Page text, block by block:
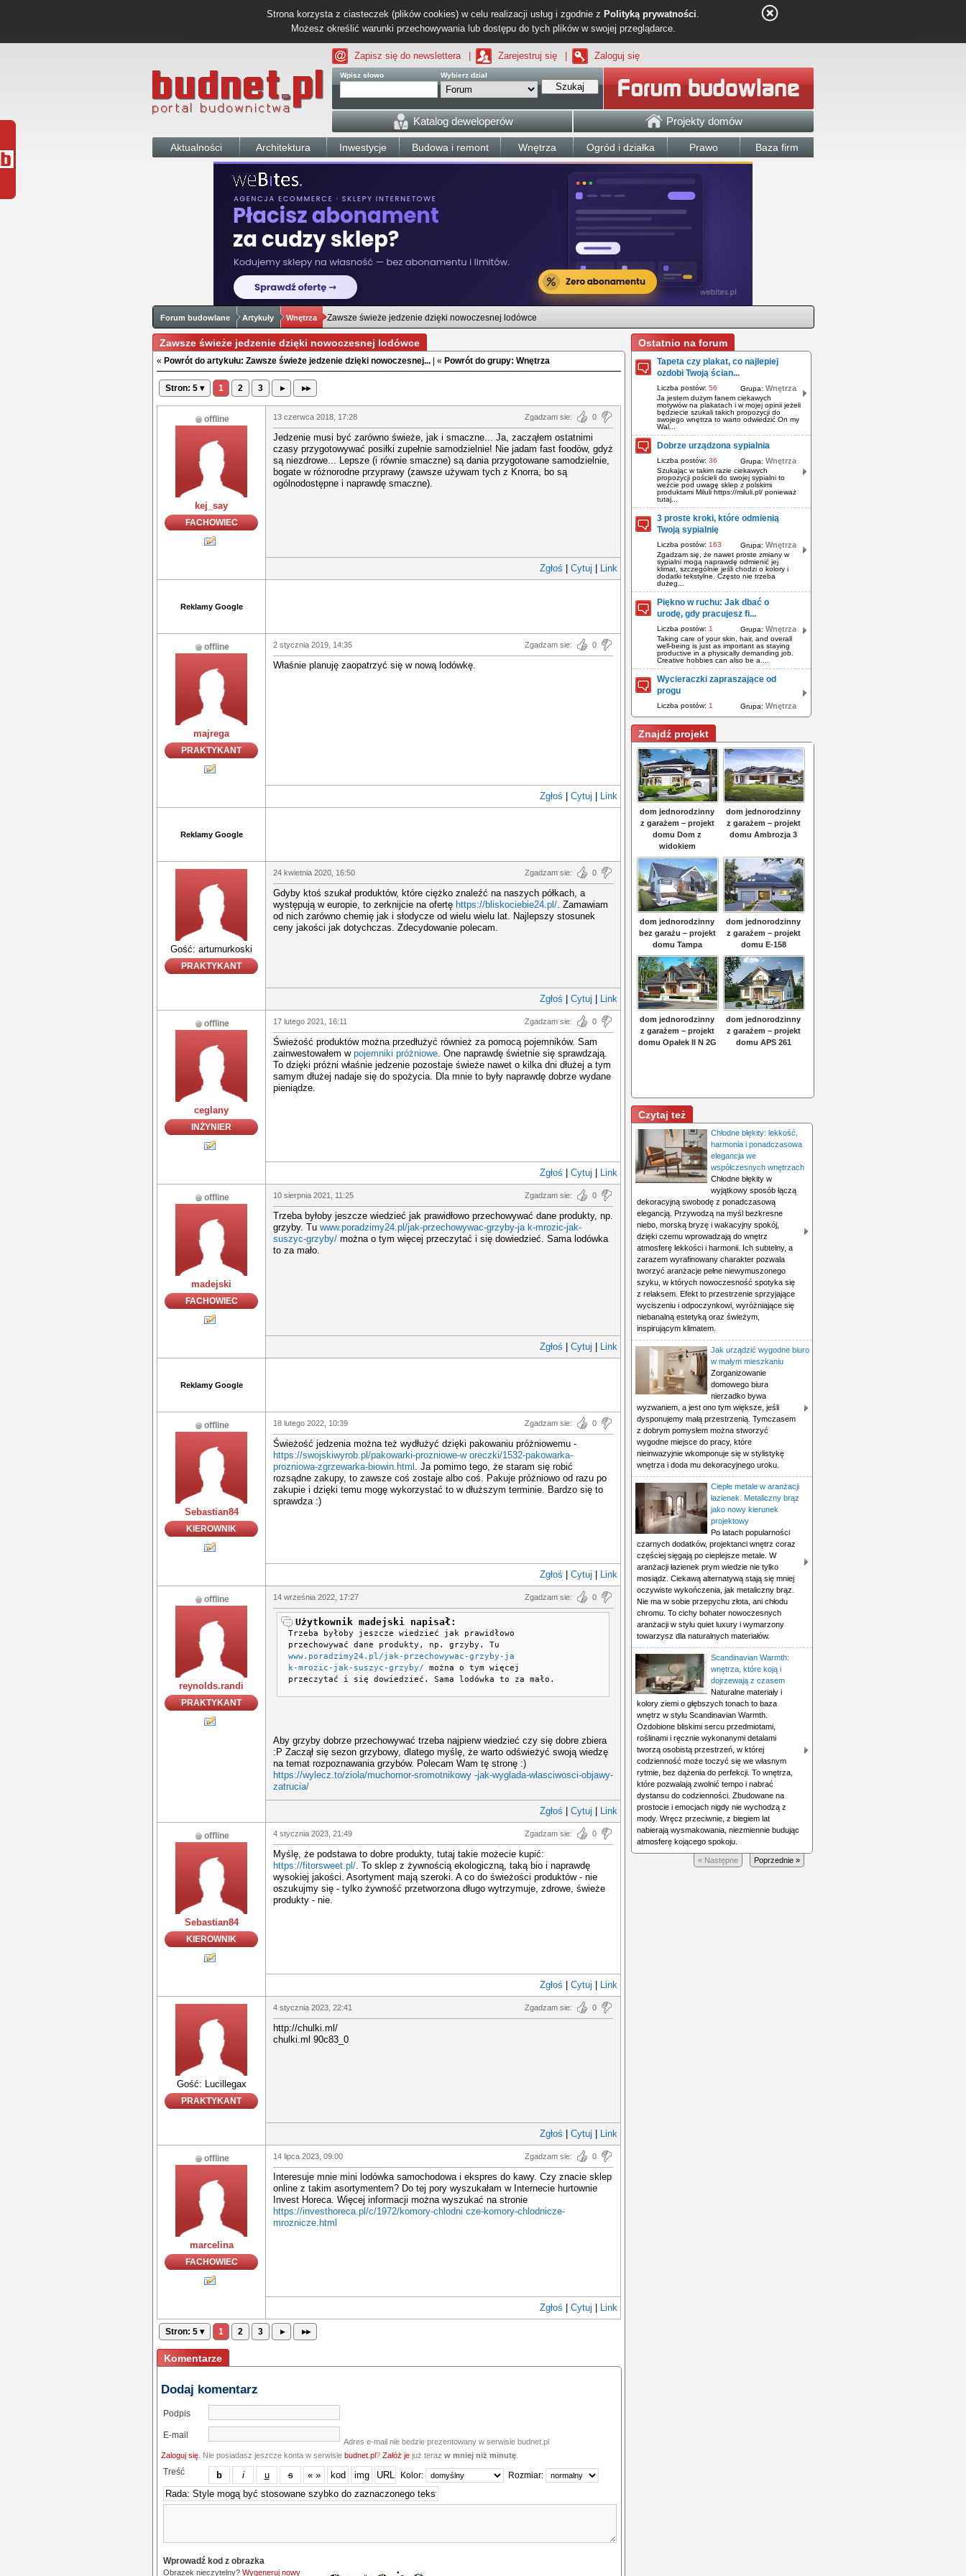
Strona korzysta z ciasteczek (plików cookies) w celu realizacji usług i zgodnie z Polityką prywatności.
Możesz określić warunki przechowywania lub dostępu do tych plików w swojej przeglądarce.
Zapisz się do newslettera Zarejestruj się Zaloguj się
Wpisz słowo Wybierz dział
Szukaj
Katalog deweloperów Projekty domów
Aktualności Architektura Inwestycje Budowa i remont Wnętrza Ogród i działka Prawo Baza firm
Forum budowlane Artykuły Wnętrza Zawsze świeże jedzenie dzięki nowoczesnej lodówce
Zawsze świeże jedzenie dzięki nowoczesnej lodówce
« Powrót do artykułu: Zawsze świeże jedzenie dzięki nowoczesnej... | « Powrót do grupy: Wnętrza
Stron: 5 ▾ 1 2 3 ▸ ▸▸
offline
kej_say
FACHOWIEC
13 czerwca 2018, 17:28 Zgadzam sie: 0
Jedzenie musi być zarówno świeże, jak i smaczne... Ja, zacząłem ostatnimi
czasy przygotowywać posiłki zupełnie samodzielnie! Nie jadam fast foodów, gdyż
są niezdrowe... Lepsze (i równie smaczne) są dania przygotowane samodzielnie,
bogate w różnorodne przyprawy (zawsze używam tych z Knorra, bo są
ogólnodostępne i naprawdę smaczne).
Zgłoś Cytuj Link
Reklamy Google
offline
majrega
PRAKTYKANT
2 stycznia 2019, 14:35 Zgadzam sie: 0
Właśnie planuję zaopatrzyć się w nową lodówkę.
Zgłoś Cytuj Link
Reklamy Google
Gość: arturnurkoski
PRAKTYKANT
24 kwietnia 2020, 16:50 Zgadzam sie: 0
Gdyby ktoś szukał produktów, które ciężko znaleźć na naszych półkach, a
występują w europie, to zerknijcie na ofertę https://bliskociebie24.pl/. Zamawiam
od nich zarówno chemię jak i słodycze od wielu wielu lat. Najlepszy stosunek
ceny jakości jak dotychczas. Zdecydowanie polecam.
Zgłoś Cytuj Link
offline
ceglany
INŻYNIER
17 lutego 2021, 16:11 Zgadzam sie: 0
Świeżość produktów można przedłużyć również za pomocą pojemników. Sam
zainwestowałem w pojemniki próżniowe. One naprawdę świetnie się sprawdzają.
To dzięki próżni właśnie jedzenie pozostaje świeże nawet o kilka dni dłużej a tym
samym dłużej nadaje się do spożycia. Dla mnie to były naprawdę dobrze wydane
pieniądze.
Zgłoś Cytuj Link
offline
madejski
FACHOWIEC
10 sierpnia 2021, 11:25 Zgadzam sie: 0
Trzeba byłoby jeszcze wiedzieć jak prawidłowo przechowywać dane produkty, np.
grzyby. Tu www.poradzimy24.pl/jak-przechowywac-grzyby-ja k-mrozic-jak-
suszyc-grzyby/ można o tym więcej przeczytać i się dowiedzieć. Sama lodówka
to za mało.
Zgłoś Cytuj Link
Reklamy Google
offline
Sebastian84
KIEROWNIK
18 lutego 2022, 10:39 Zgadzam sie: 0
Świeżość jedzenia można też wydłużyć dzięki pakowaniu próżniowemu -
https://swojskiwyrob.pl/pakowarki-prozniowe-w oreczki/1532-pakowarka-
prozniowa-zgrzewarka-biowin.html . Ja pomimo tego, że staram się robić
rozsądne zakupy, to zawsze coś zostaje albo coś. Pakuje próżniowo od razu po
zakupie i dzięki temu mogę wykorzystać to w dłuższym terminie. Bardzo się to
sprawdza :)
Zgłoś Cytuj Link
offline
reynolds.randi
PRAKTYKANT
14 września 2022, 17:27 Zgadzam sie: 0
Użytkownik madejski napisał:
Trzeba byłoby jeszcze wiedzieć jak prawidłowo
przechowywać dane produkty, np. grzyby. Tu
www.poradzimy24.pl/jak-przechowywac-grzyby-ja
k-mrozic-jak-suszyc-grzyby/ można o tym więcej
przeczytać i się dowiedzieć. Sama lodówka to za mało.
Aby grzyby dobrze przechowywać trzeba najpierw wiedzieć czy się dobre zbiera
:P Zaczął się sezon grzybowy, dlatego myślę, że warto odświeżyć swoją wiedzę
na temat rozpoznawania grzybów. Polecam Wam tę stronę :)
https://wylecz.to/ziola/muchomor-sromotnikowy -jak-wyglada-wlasciwosci-objawy-
zatrucia/
Zgłoś Cytuj Link
offline
Sebastian84
KIEROWNIK
4 stycznia 2023, 21:49 Zgadzam sie: 0
Myślę, że podstawa to dobre produkty, tutaj takie możecie kupić:
https://fitorsweet.pl/. To sklep z żywnością ekologiczną, taką bio i naprawdę
wysokiej jakości. Asortyment mają szeroki. A co do świeżości produktów - nie
oszukujmy się - tylko żywność przetworzona długo wytrzymuje, zdrowe, świeże
produkty - nie.
Zgłoś Cytuj Link
Gość: Lucillegax
PRAKTYKANT
4 stycznia 2023, 22:41 Zgadzam sie: 0
http://chulki.ml/
chulki.ml 90c83_0
Zgłoś Cytuj Link
offline
marcelina
FACHOWIEC
14 lipca 2023, 09:00 Zgadzam sie: 0
Interesuje mnie mini lodówka samochodowa i ekspres do kawy. Czy znacie sklep
online z takim asortymentem? Do tej pory wyszukałam w Internecie hurtownie
Invest Horeca. Więcej informacji można wyszukać na stronie
https://investhoreca.pl/c/1972/komory-chlodni cze-komory-chlodnicze-
mroznicze.html
Zgłoś Cytuj Link
Stron: 5 ▾ 1 2 3 ▸ ▸▸
Komentarze
Dodaj komentarz
Podpis
E-mail
Adres e-mail nie bedzie prezentowany w serwisie budnet.pl
Zaloguj się . Nie posiadasz jeszcze konta w serwisie budnet.pl? Załóż je już teraz w mniej niż minutę
Treść Kolor: Rozmiar:
Wprowadź kod z obrazka
Obrazek nieczytelny? Wygeneruj nowy
Ostatnio na forum
Tapeta czy plakat, co najlepiej
ozdobi Twoją ścian...
Liczba postów: 56 Grupa: Wnętrza
Ja jestem dużym fanem ciekawych
motywów na plakatach i w mojej opinii jeżeli
będziecie szukali takich propozycji do
swojego wnętrza to warto odwiedzić On my
Wal...
Dobrze urządzona sypialnia
Liczba postów: 36 Grupa: Wnętrza
Szukając w takim razie ciekawych
propozycji pościeli do swojej sypialni to
weźcie pod uwagę sklep z polskimi
produktami Miluli https://miluli.pl/ ponieważ
tutaj...
3 proste kroki, które odmienią
Twoją sypialnię
Liczba postów: 163 Grupa: Wnętrza
Zgadzam się, że nawet proste zmiany w
sypialni mogą naprawdę odmienić jej
klimat, szczególnie jeśli chodzi o kolory i
dodatki tekstylne. Często nie trzeba
dużeg...
Piękno w ruchu: Jak dbać o
urodę, gdy pracujesz fi...
Liczba postów: 1 Grupa: Wnętrza
Taking care of your skin, hair, and overall
well-being is just as important as staying
productive in a physically demanding job.
Creative hobbies can also be a....
Wycieraczki zapraszające od
progu
Liczba postów: 1 Grupa: Wnętrza
Znajdź projekt
Czytaj też
Chłodne błękity: lekkość,
harmonia i ponadczasowa
elegancja we
współczesnych wnętrzach
Chłodne błękity w
wyjątkowy sposób łączą
dekoracyjną swobodę z ponadczasową
elegancją. Przywodzą na myśl bezkresne
niebo, morską bryzę i wakacyjny spokój,
dzięki czemu wprowadzają do wnętrz
atmosferę lekkości i harmonii. Ich subtelny, a
zarazem wyrafinowany charakter pozwala
tworzyć aranżacje pełne niewymuszonego
szyku, w których nowoczesność spotyka się
z relaksem. Efekt to przestrzenie sprzyjające
wyciszeniu i odpoczynkowi, wyróżniające się
niebanalną estetyką oraz świeżym,
inspirującym klimatem.
Jak urządzić wygodne biuro
w małym mieszkaniu
Zorganizowanie
domowego biura
nierzadko bywa
wyzwaniem, a jest ono tym większe, jeśli
dysponujemy małą przestrzenią. Tymczasem
z dobrym pomysłem można stworzyć
wygodne miejsce do pracy, które
nieinwazyjnie wkomponuje się w stylistykę
wnętrza i doda mu dekoracyjnego uroku.
Ciepłe metale w aranżacji
łazienek. Metaliczny brąz
jako nowy kierunek
projektowy
Po latach popularności
czarnych dodatków, projektanci wnętrz coraz
częściej sięgają po cieplejsze metale. W
aranżacji łazienek prym wiedzie nie tylko
mosiądz. Ciekawą alternatywą stają się mniej
oczywiste wykończenia, jak metaliczny brąz.
Nie ma w sobie przepychu złota, ani chłodu
chromu. To cichy bohater nowoczesnych
aranżacji w stylu quiet luxury i wymarzony
towarzysz dla naturalnych materiałów.
Scandinavian Warmth:
wnętrza, które koją i
dojrzewają z czasem
Naturalne materiały i
kolory ziemi o głębszych tonach to baza
wnętrz w stylu Scandinavian Warmth.
Ozdobione bliskimi sercu przedmiotami,
roślinami i ręcznie wykonanymi detalami
tworzą osobistą przestrzeń, w której
codzienność może toczyć się we własnym
rytmie, bez dążenia do perfekcji. To wnętrza,
które pozwalają zwolnić tempo i nabrać
dystansu do codzienności. Zbudowane na
prostocie i emocjach nigdy nie wychodzą z
mody. Wręcz przeciwnie, z biegiem lat
nabierają wysmakowania, niezmiennie budując
atmosferę kojącego spokoju.
Poprzednie »
« Następne